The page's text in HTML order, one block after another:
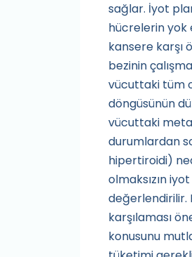
sağlar. İyot
hücrelerin yok
kansere karşı
bezinin
vücuttaki tüm
döngüsünün
vücuttaki
durumlardan
hipertiroidi)
olmaksızın
değerlendirilir.
karşılaması
konusunu